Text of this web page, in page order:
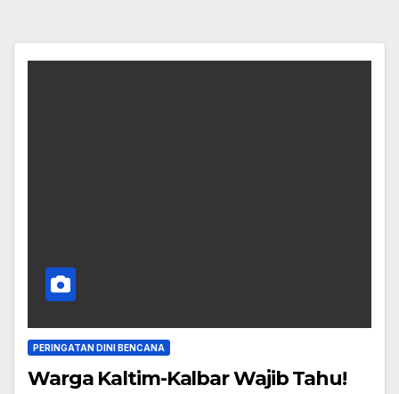
PERINGATAN DINI BENCANA
Warga Kaltim-Kalbar Wajib Tahu!